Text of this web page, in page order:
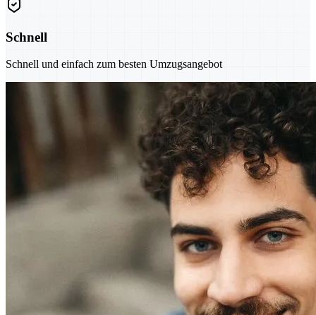
Schnell
Schnell und einfach zum besten Umzugsangebot